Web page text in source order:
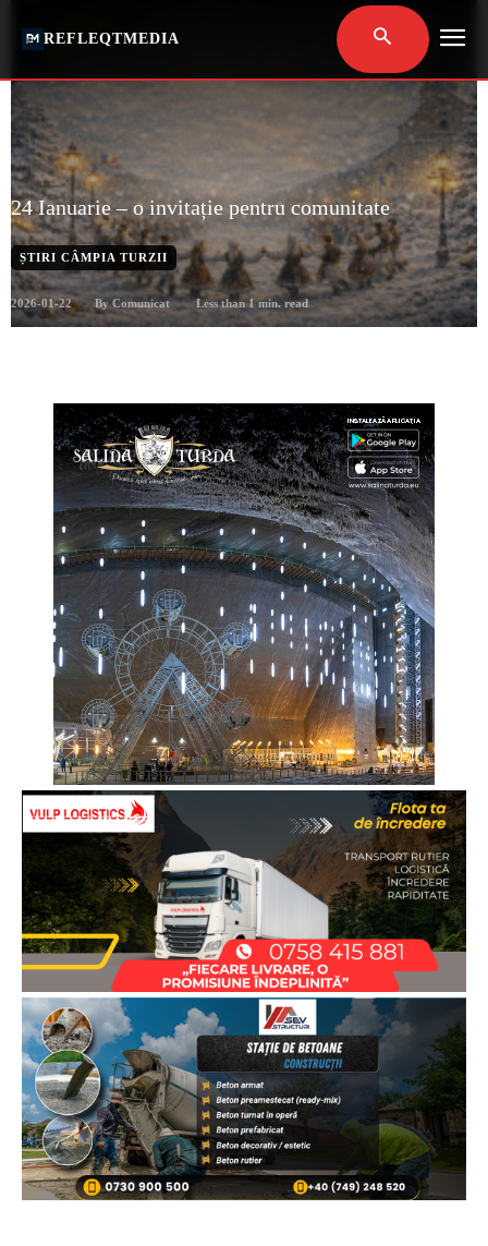
REFLEQTMEDIA
24 Ianuarie – o invitație pentru comunitate
ȘTIRI CÂMPIA TURZII
2026-01-22 By Comunicat Less than 1 min. read